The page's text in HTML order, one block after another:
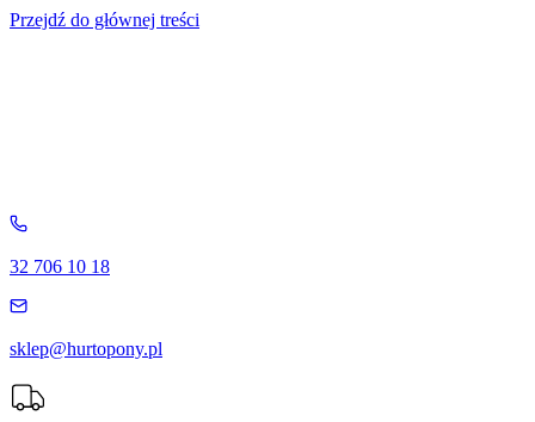
Przejdź do głównej treści
32 706 10 18
sklep@hurtopony.pl